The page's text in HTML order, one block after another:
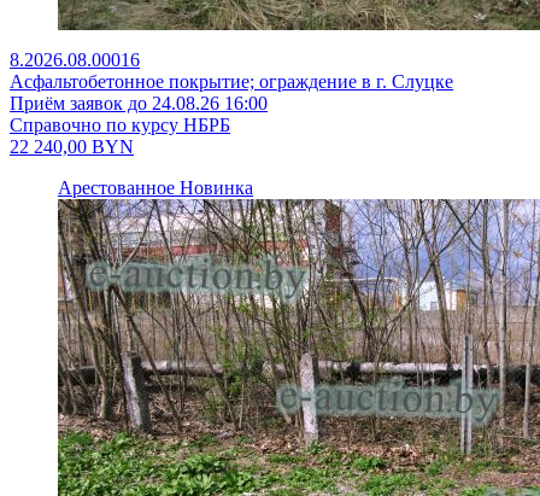
8.2026.08.00016
Асфальтобетонное покрытие; ограждение в г. Слуцке
Приём заявок до 24.08.26 16:00
Справочно по курсу НБРБ
22 240,00 BYN
Арестованное Новинка